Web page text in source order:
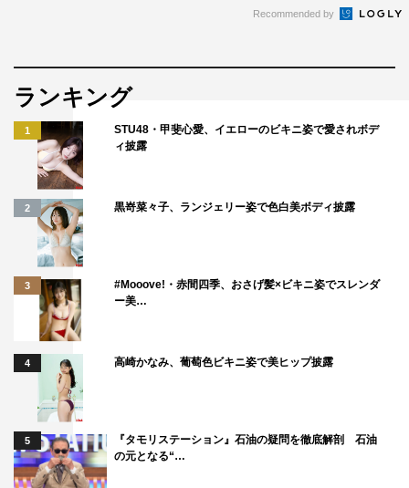
Recommended by
ランキング
1
STU48・甲斐心愛、イエローのビキニ姿で愛されボデ
ィ披露
2 黒嵜菜々子、ランジェリー姿で色白美ボディ披露
3
#Mooove!・赤間四季、おさげ髪×ビキニ姿でスレンダ
ー美…
4 高崎かなみ、葡萄色ビキニ姿で美ヒップ披露
5
『タモリステーション』石油の疑問を徹底解剖 石油
の元となる“…